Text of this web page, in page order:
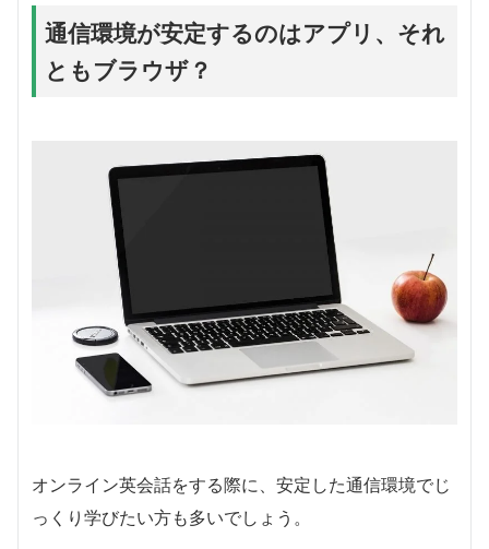
通信環境が安定するのはアプリ、それ
ともブラウザ？
オンライン英会話をする際に、安定した通信環境でじ
っくり学びたい方も多いでしょう。